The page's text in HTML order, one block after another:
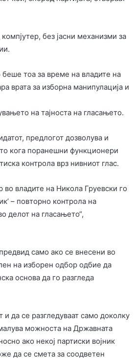
без јасни механизми за
тоа за време на владите на
врата за изборна манипулација и
на тајноста на гласањето.
предлогот дозволува и
кога поранешни функционери
контрола врз нивниот глас.
владите на Никола Груевски го
– повторно контрола на
делот на гласањето“,
само ако се внесени во
на изборен одбор одбие да
основа да го разгледа
да се разгледуваат само доколку
можноста на Државната
ако некој партиски војник
да се смета за соодветен